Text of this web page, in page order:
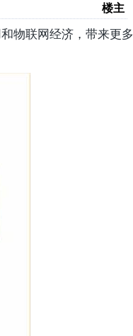
楼主
物联网经济，带来更多